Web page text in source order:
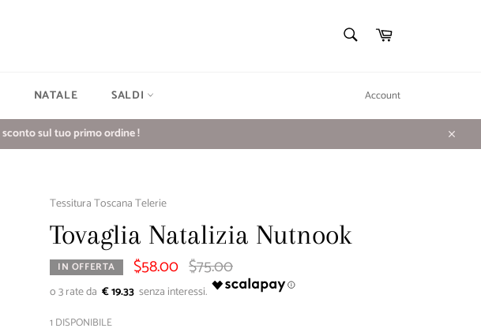
Cerca
Carrello
NATALE SALDI Account
sul tuo primo ordine !
Chiudi
Tessitura Toscana Telerie
Tovaglia Natalizia Nutnook
IN OFFERTA $58.00 Prezzo
di
listino
$75.00
€ 19.33
1 DISPONIBILE